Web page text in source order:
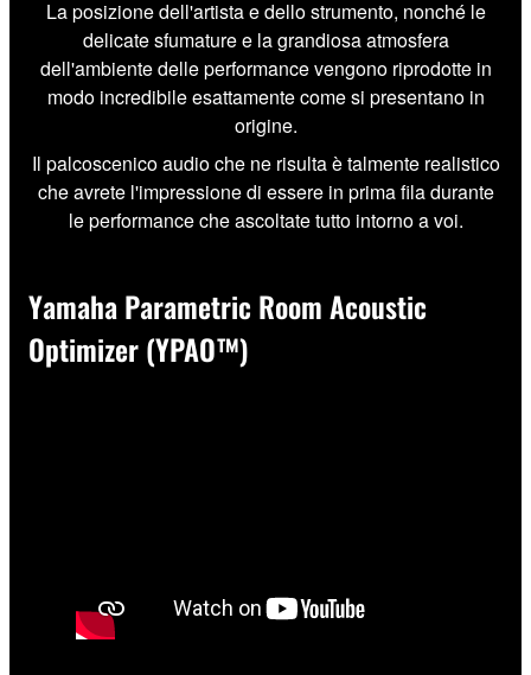
La posizione dell'artista e dello strumento, nonché le
delicate sfumature e la grandiosa atmosfera
dell'ambiente delle performance vengono riprodotte in
modo incredibile esattamente come si presentano in
origine.
Il palcoscenico audio che ne risulta è talmente realistico
che avrete l'impressione di essere in prima fila durante
le performance che ascoltate tutto intorno a voi.
Yamaha Parametric Room Acoustic
Optimizer (YPAO™)